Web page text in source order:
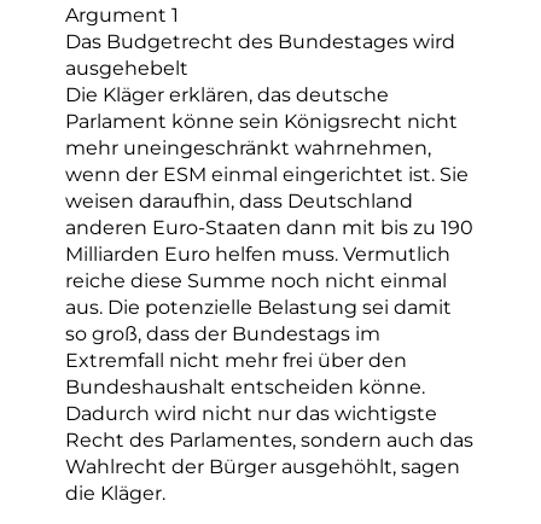
Argument 1
Das Budgetrecht des Bundestages wird
ausgehebelt
Die Kläger erklären, das deutsche
Parlament könne sein Königsrecht nicht
mehr uneingeschränkt wahrnehmen,
wenn der ESM einmal eingerichtet ist. Sie
weisen daraufhin, dass Deutschland
anderen Euro-Staaten dann mit bis zu 190
Milliarden Euro helfen muss. Vermutlich
reiche diese Summe noch nicht einmal
aus. Die potenzielle Belastung sei damit
so groß, dass der Bundestags im
Extremfall nicht mehr frei über den
Bundeshaushalt entscheiden könne.
Dadurch wird nicht nur das wichtigste
Recht des Parlamentes, sondern auch das
Wahlrecht der Bürger ausgehöhlt, sagen
die Kläger.